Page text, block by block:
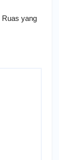
Ruas yang